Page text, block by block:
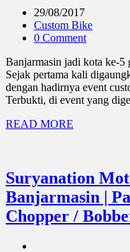
29/08/2017
Custom Bike
0 Comment
Banjarmasin jadi kota ke-5
Sejak pertama kali
dengan hadirnya event
Terbukti, di event yang
READ MORE
Suryanation
Banjarmasin |
Chopper /